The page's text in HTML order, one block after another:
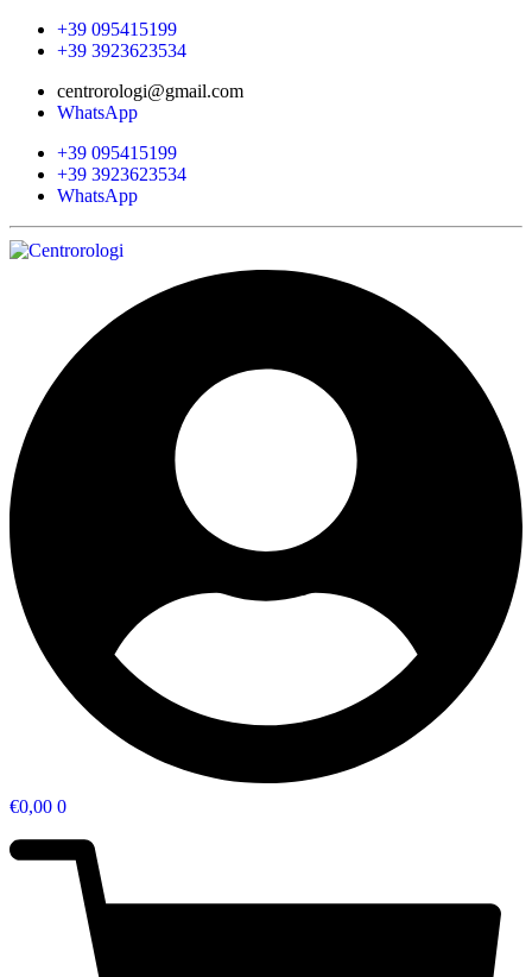
+39 095415199
+39 3923623534
centrorologi@gmail.com
WhatsApp
+39 095415199
+39 3923623534
WhatsApp
€0,00 0